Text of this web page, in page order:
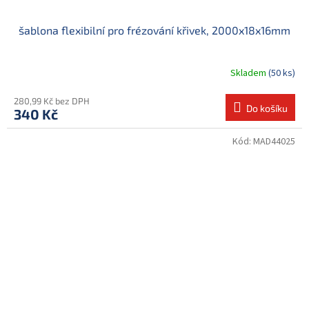
šablona flexibilní pro frézování křivek, 2000x18x16mm
Skladem (50 ks)
280,99 Kč bez DPH
340 Kč Do košíku
Kód: MAD44025